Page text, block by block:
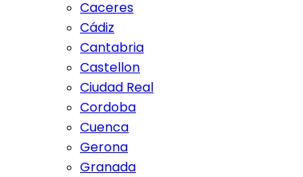
Caceres
Cádiz
Cantabria
Castellon
Ciudad Real
Cordoba
Cuenca
Gerona
Granada